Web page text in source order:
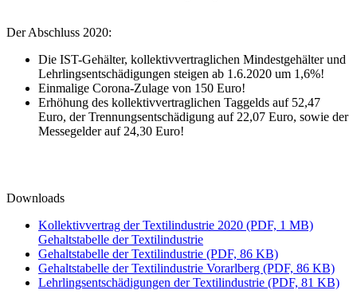
Der Abschluss 2020:
Die IST-Gehälter, kollektivvertraglichen Mindestgehälter und
Lehrlingsentschädigungen steigen ab 1.6.2020 um 1,6%!
Einmalige Corona-Zulage von 150 Euro!
Erhöhung des kollektivvertraglichen Taggelds auf 52,47
Euro, der Trennungsentschädigung auf 22,07 Euro, sowie der
Messegelder auf 24,30 Euro!
Downloads
Kollektivvertrag der Textilindustrie 2020 (PDF, 1 MB)
Gehaltstabelle der Textilindustrie
Gehaltstabelle der Textilindustrie (PDF, 86 KB)
Gehaltstabelle der Textilindustrie Vorarlberg (PDF, 86 KB)
Lehrlingsentschädigungen der Textilindustrie (PDF, 81 KB)